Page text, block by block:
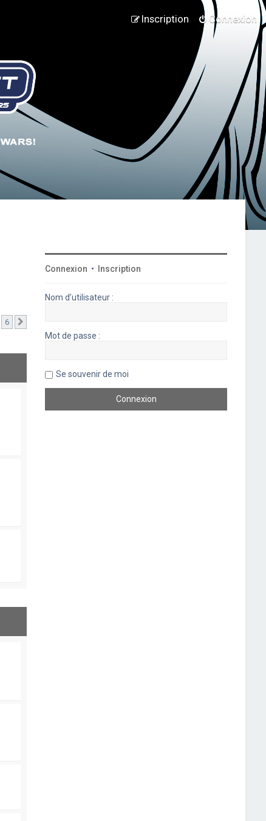
Connexion
Inscription
6
Connexion • Inscription
Nom d’utilisateur :
Mot de passe :
Se souvenir de moi